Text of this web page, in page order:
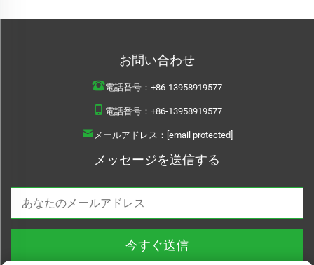
お問い合わせ
電話番号： +86-13958919577
電話番号： +86-13958919577
メールアドレス： [email protected]
メッセージを送信する
今すぐ送信